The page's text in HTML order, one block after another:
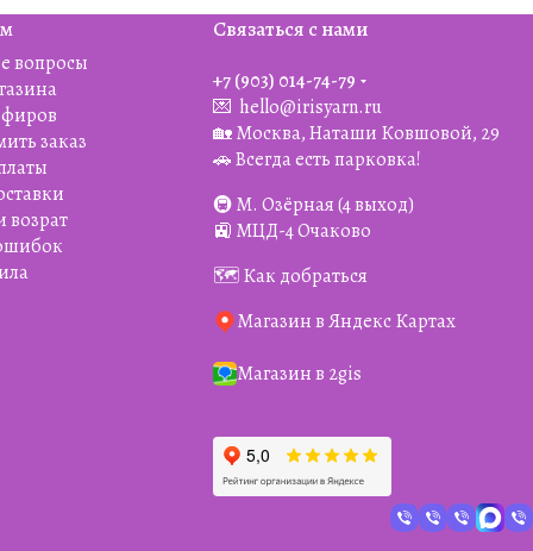
вопросы
заказ
возрат
Связаться с нами
+7 (903) 014-74-79‬
💌 hello@irisyarn.ru
🏡 Москва, Наташи Ковшовой, 29
🚗 Всегда есть парковка!
🚇 М. Озёрная (4 выход)
🚉 МЦД-4 Очаково
🗺️ Как добраться
Магазин в Яндекс Картах
Магазин в 2gis